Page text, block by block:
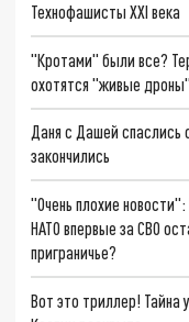
Технофашисты XXI века
"Кротами" были все?
охотятся "живые дроны"
Даня с Дашей спаслись
закончились
"Очень плохие
НАТО впервые за СВО
приграничье?
Вот это триллер! Тайна